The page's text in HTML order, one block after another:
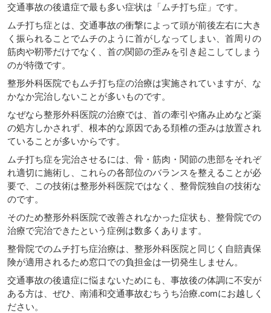
交通事故の後遺症で最も多い症状は「ムチ打ち症」です。
ムチ打ち症とは、交通事故の衝撃によって頭が前後左右に大き
く振られることでムチのように首がしなってしまい、首周りの
筋肉や靭帯だけでなく、首の関節の歪みを引き起こしてしまう
のが特徴です。
整形外科医院でもムチ打ち症の治療は実施されていますが、な
かなか完治しないことが多いものです。
なぜなら整形外科医院の治療では、首の牽引や痛み止めなど薬
の処方しかされず、根本的な原因である頚椎の歪みは放置され
ていることが多いからです。
ムチ打ち症を完治させるには、骨・筋肉・関節の患部をそれぞ
れ適切に施術し、これらの各部位のバランスを整えることが必
要で、この技術は整形外科医院ではなく、整骨院独自の技術な
のです。
そのため整形外科医院で改善されなかった症状も、整骨院での
治療で完治できたという症例は数多くあります。
整骨院でのムチ打ち症治療は、整形外科医院と同じく自賠責保
険が適用されるため窓口での負担金は一切発生しません。
交通事故の後遺症に悩まないためにも、事故後の体調に不安が
ある方は、ぜひ、南浦和交通事故むちうち治療.comにお越しく
ださい。